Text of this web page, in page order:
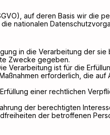
auf deren Basis wir die
nationalen
in die Verarbeitung der
Zwecke gegeben.
Verarbeitung ist für die
erforderlich, die
einer rechtlichen
der berechtigten
der betroffenen